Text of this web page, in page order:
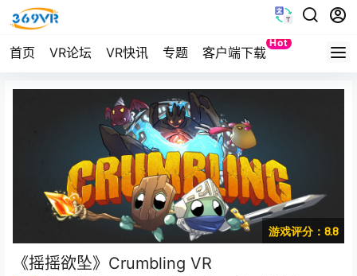
首页 VR论坛 VR快讯 专题 客户端下载
Hot
Quest
游戏评分：8.8
《摇摇欲坠》Crumbling VR